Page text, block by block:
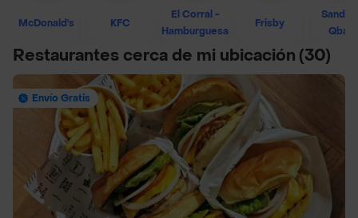
McDonald's KFC
El Corral -
Hamburguesa
Frisby
Restaurantes cerca de mi ubicación (30)
Envío Gratis